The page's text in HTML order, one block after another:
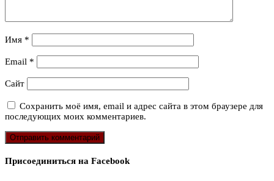
Имя *
Email *
Сайт
Сохранить моё имя, email и адрес сайта в этом браузере для
последующих моих комментариев.
Присоединиться на Facebook